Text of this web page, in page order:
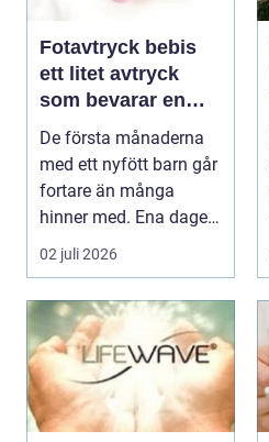
Fotavtryck bebis
ett litet avtryck
som bevarar en
stor stund
De första månaderna
med ett nyfött barn går
fortare än många
hinner med. Ena dagen
ryms hela foten i...
02 juli 2026